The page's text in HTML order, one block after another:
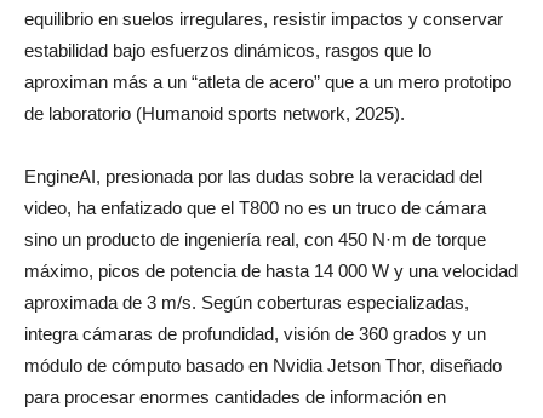
equilibrio en suelos irregulares, resistir impactos y conservar
estabilidad bajo esfuerzos dinámicos, rasgos que lo
aproximan más a un “atleta de acero” que a un mero prototipo
de laboratorio (Humanoid sports network, 2025).
EngineAI, presionada por las dudas sobre la veracidad del
video, ha enfatizado que el T800 no es un truco de cámara
sino un producto de ingeniería real, con 450 N·m de torque
máximo, picos de potencia de hasta 14 000 W y una velocidad
aproximada de 3 m/s. Según coberturas especializadas,
integra cámaras de profundidad, visión de 360 grados y un
módulo de cómputo basado en Nvidia Jetson Thor, diseñado
para procesar enormes cantidades de información en